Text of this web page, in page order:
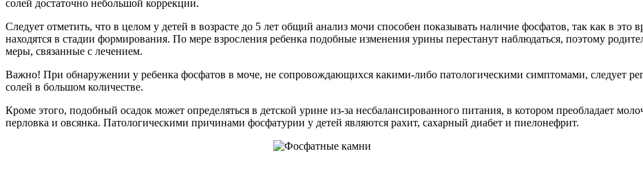
солей достаточно небольшой коррекции.
Следует отметить, что в целом у детей в возрасте до 5 лет общий анализ мочи способен показывать наличие фосфатов, так как в
находятся в стадии формирования. По мере взросления ребенка подобные изменения урины перестанут наблюдаться, поэтому
меры, связанные с лечением.
Важно! При обнаружении у ребенка фосфатов в моче, не сопровождающихся какими-либо патологическими симптомами, следует
солей в большом количестве.
Кроме этого, подобный осадок может определяться в детской урине из-за несбалансированного питания, в котором преобладает
перловка и овсянка. Патологическими причинами фосфатурии у детей являются рахит, сахарный диабет и пиелонефрит.